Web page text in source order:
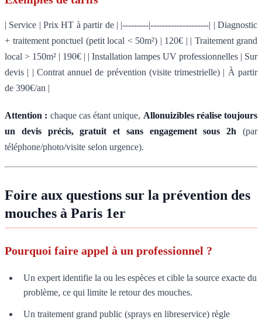
| Service | Prix HT à partir de | |---------|--------------------| | Diagnostic
+ traitement ponctuel (petit local < 50m²) | 120€ | | Traitement grand
local > 150m² | 190€ | | Installation lampes UV professionnelles | Sur
devis | | Contrat annuel de prévention (visite trimestrielle) | À partir
de 390€/an |
Attention : chaque cas étant unique, Allonuizibles réalise toujours
un devis précis, gratuit et sans engagement sous 2h (par
téléphone/photo/visite selon urgence).
Foire aux questions sur la prévention des
mouches à Paris 1er
Pourquoi faire appel à un professionnel ?
Un expert identifie la ou les espèces et cible la source exacte du
problème, ce qui limite le retour des mouches.
Un traitement grand public (sprays en libreservice) règle